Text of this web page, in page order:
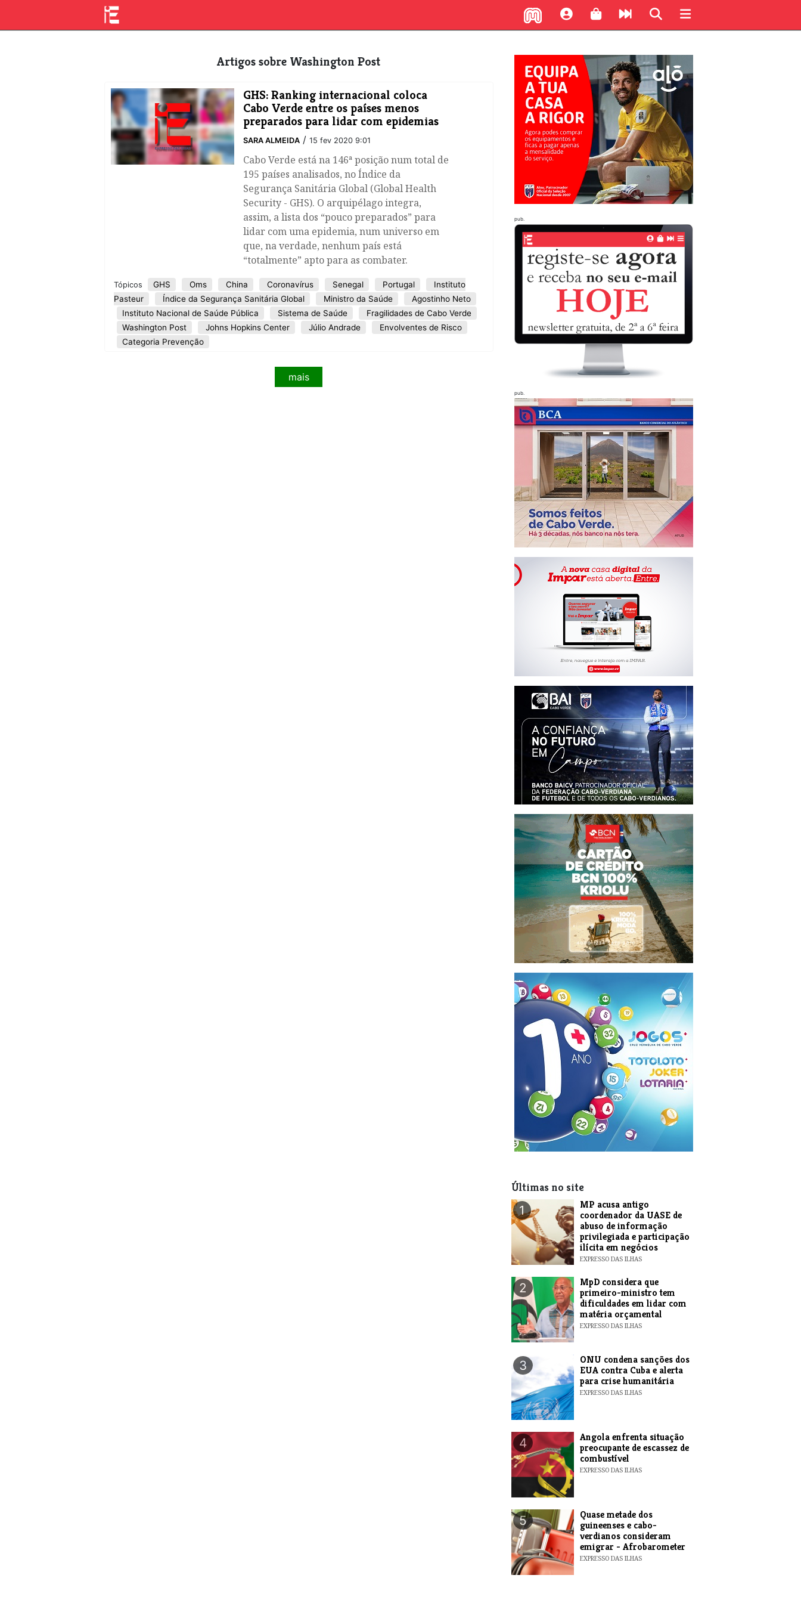
Artigos sobre Washington Post
GHS: Ranking internacional coloca
Cabo Verde entre os países menos
preparados para lidar com epidemias
SARA ALMEIDA / 15 fev 2020 9:01
Cabo Verde está na 146ª posição num total de
195 países analisados, no Índice da
Segurança Sanitária Global (Global Health
Security - GHS). O arquipélago integra,
assim, a lista dos “pouco preparados” para
lidar com uma epidemia, num universo em
que, na verdade, nenhum país está
“totalmente” apto para as combater.
Tópicos GHS Oms China Coronavírus Senegal Portugal
Instituto
Pasteur
Índice da Segurança Sanitária Global Ministro da Saúde
Agostinho Neto
Instituto Nacional de Saúde Pública
Sistema de Saúde
Fragilidades de Cabo Verde
Washington Post
Johns Hopkins Center Júlio Andrade
Envolventes de Risco
Categoria Prevenção
mais
pub.
pub.
Últimas no site
1
MP acusa antigo
coordenador da UASE de
abuso de informação
privilegiada e participação
ilícita em negócios
EXPRESSO DAS ILHAS
2
MpD considera que
primeiro-ministro tem
dificuldades em lidar com
matéria orçamental
EXPRESSO DAS ILHAS
3
ONU condena sanções dos
EUA contra Cuba e alerta
para crise humanitária
EXPRESSO DAS ILHAS
4
Angola enfrenta situação
preocupante de escassez de
combustível
EXPRESSO DAS ILHAS
5
Quase metade dos
guineenses e cabo-
verdianos consideram
emigrar - Afrobarometer
EXPRESSO DAS ILHAS